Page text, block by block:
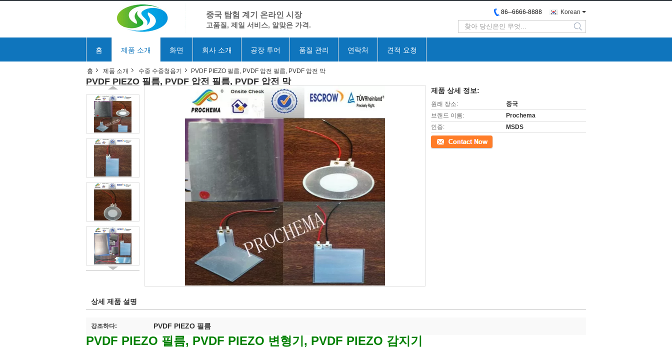
중국 탐험 계기 온라인 시장
고품질, 제일 서비스, 알맞은 가격.
Korean
86--6666-8888
search
홈 제품 소개 화면 회사 소개 공장 투어 품질 관리 연락처 견적 요청
홈 제품 소개 수중 수중청음기 PVDF PIEZO 필름, PVDF 압전 필름, PVDF 압전 막
PVDF PIEZO 필름, PVDF 압전 필름, PVDF 압전 막
제품 상세 정보:
원래 장소:
중국
브랜드 이름:
Prochema
인증:
MSDS
접촉
상세 제품 설명
강조하다: PVDF PIEZO 필름
PVDF PIEZO 필름, PVDF PIEZO 변형기, PVDF PIEZO 감지기